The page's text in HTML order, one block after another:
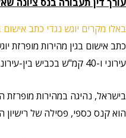
באלו מקרים יוגש נגדי כתב אישום
עירוני ו-40 קמ"ש בכביש בין-עירוני.
בישראל, נהיגה במהירות מופרזת
הוא קנס כספי, פסילה של רישיון